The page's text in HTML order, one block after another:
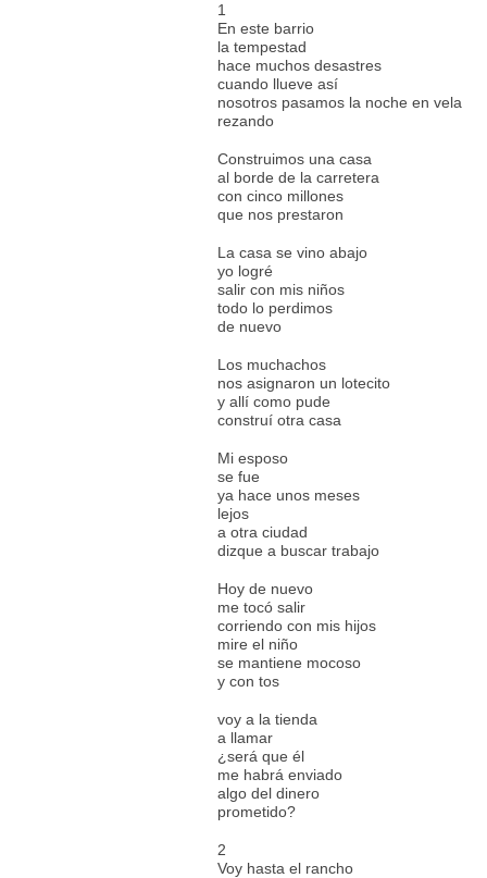
1
En este barrio
la tempestad
hace muchos desastres
cuando llueve así
nosotros pasamos la noche en vela
rezando
Construimos una casa
al borde de la carretera
con cinco millones
que nos prestaron
La casa se vino abajo
yo logré
salir con mis niños
todo lo perdimos
de nuevo
Los muchachos
nos asignaron un lotecito
y allí como pude
construí otra casa
Mi esposo
se fue
ya hace unos meses
lejos
a otra ciudad
dizque a buscar trabajo
Hoy de nuevo
me tocó salir
corriendo con mis hijos
mire el niño
se mantiene mocoso
y con tos
voy a la tienda
a llamar
¿será que él
me habrá enviado
algo del dinero
prometido?
2
Voy hasta el rancho